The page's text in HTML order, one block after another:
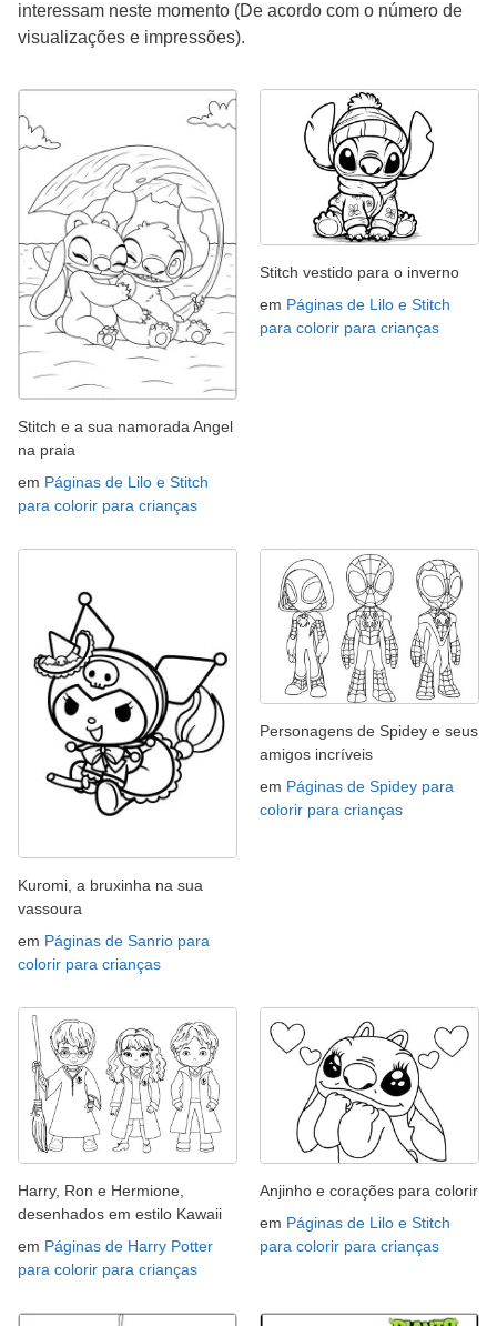
interessam neste momento (De acordo com o número de
visualizações e impressões).
Stitch e a sua namorada Angel
na praia
em Páginas de Lilo e Stitch
para colorir para crianças
Stitch vestido para o inverno
em Páginas de Lilo e Stitch
para colorir para crianças
Kuromi, a bruxinha na sua
vassoura
em Páginas de Sanrio para
colorir para crianças
Personagens de Spidey e seus
amigos incríveis
em Páginas de Spidey para
colorir para crianças
Harry, Ron e Hermione,
desenhados em estilo Kawaii
em Páginas de Harry Potter
para colorir para crianças
Anjinho e corações para colorir
em Páginas de Lilo e Stitch
para colorir para crianças